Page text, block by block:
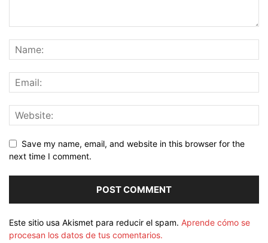
Save my name, email, and website in this browser for the
next time I comment.
Este sitio usa Akismet para reducir el spam. Aprende cómo se
procesan los datos de tus comentarios.